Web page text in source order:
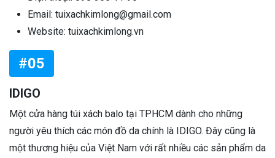
Email: tuixachkimlong@gmail.com
Website: tuixachkimlong.vn
#05
IDIGO
Một cửa hàng túi xách balo tại TPHCM dành cho những
người yêu thích các món đồ da chính là IDIGO. Đây cũng là
một thương hiệu của Việt Nam với rất nhiều các sản phẩm da